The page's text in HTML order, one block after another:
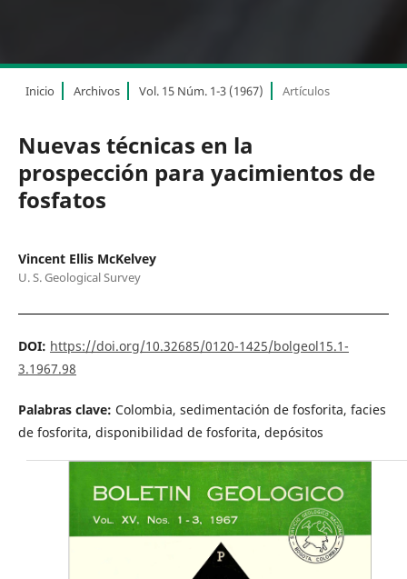
Inicio Archivos Vol. 15 Núm. 1-3 (1967) Artículos
Nuevas técnicas en la
prospección para yacimientos de
fosfatos
Vincent Ellis McKelvey
U. S. Geological Survey
DOI: https://doi.org/10.32685/0120-1425/bolgeol15.1-
3.1967.98
Palabras clave: Colombia, sedimentación de fosforita, facies
de fosforita, disponibilidad de fosforita, depósitos